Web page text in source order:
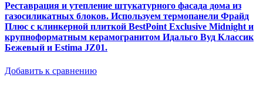
Реставрация и утепление штукатурного фасада дома из
газосиликатных блоков. Используем термопанели Фрайд
Плюс с клинкерной плиткой BestPoint Exclusive Midnight и
крупноформатным керамогранитом Идальго Вуд Классик
Бежевый и Estima JZ01.
Добавить к сравнению